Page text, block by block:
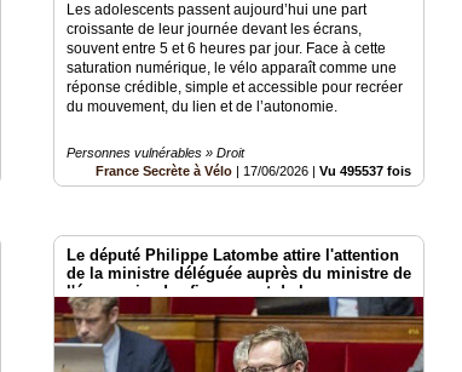
Les adolescents passent aujourd’hui une part
croissante de leur journée devant les écrans,
souvent entre 5 et 6 heures par jour. Face à cette
saturation numérique, le vélo apparaît comme une
réponse crédible, simple et accessible pour recréer
du mouvement, du lien et de l’autonomie.
Personnes vulnérables » Droit
France Secrète à Vélo
17/06/2026 |Vu 495537 fois
Le député Philippe Latombe attire l'attention
de la ministre déléguée auprès du ministre de
l'économie, des finances et de la
souveraineté industrielle, énergétique et
numérique, chargée de l'intelligence
artificielle et du numérique